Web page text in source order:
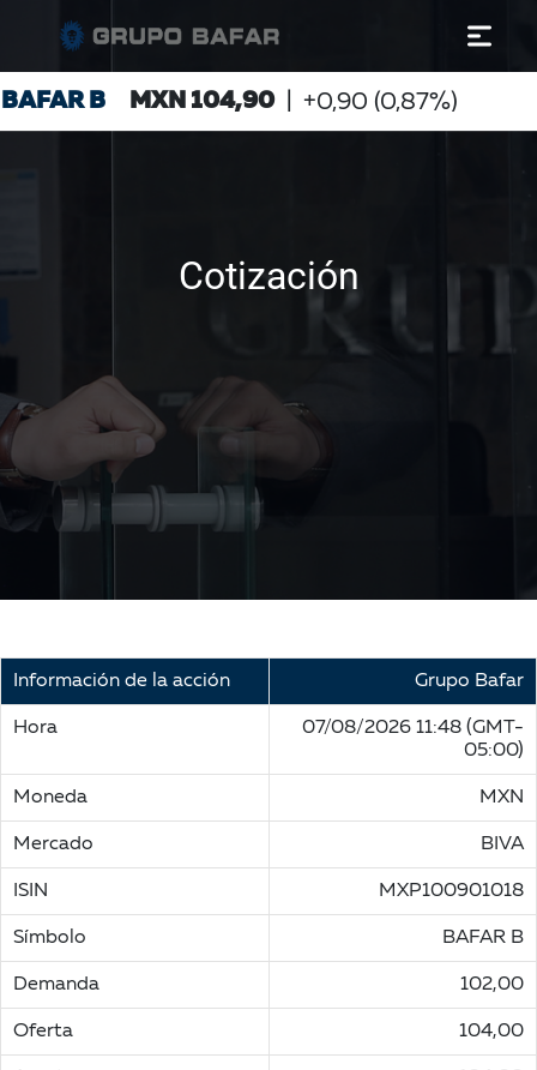
Cotización